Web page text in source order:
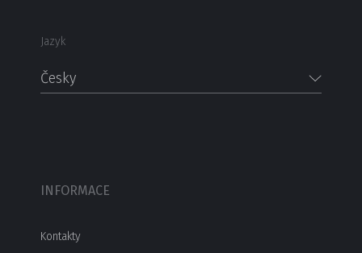
Jazyk
Česky
INFORMACE
Kontakty